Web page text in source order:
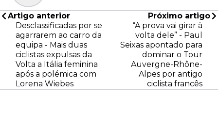
Artigo anterior
Desclassificadas por se
agarrarem ao carro da
equipa - Mais duas
ciclistas expulsas da
Volta a Itália feminina
após a polémica com
Lorena Wiebes
Próximo artigo
“A prova vai girar à
volta dele” - Paul
Seixas apontado para
dominar o Tour
Auvergne-Rhône-
Alpes por antigo
ciclista francês